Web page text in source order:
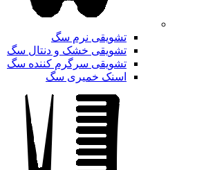
تشویقی نرم سگ
تشویقی خشک و دنتال سگ
تشویقی سرگرم کننده سگ
اسنک خمیری سگ